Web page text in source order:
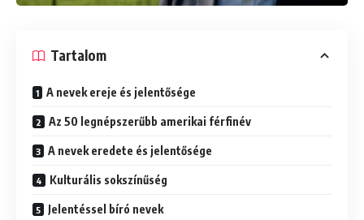
Tartalom
A nevek ereje és jelentősége
Az 50 legnépszerűbb amerikai férfinév
A nevek eredete és jelentősége
Kulturális sokszínűség
Jelentéssel bíró nevek